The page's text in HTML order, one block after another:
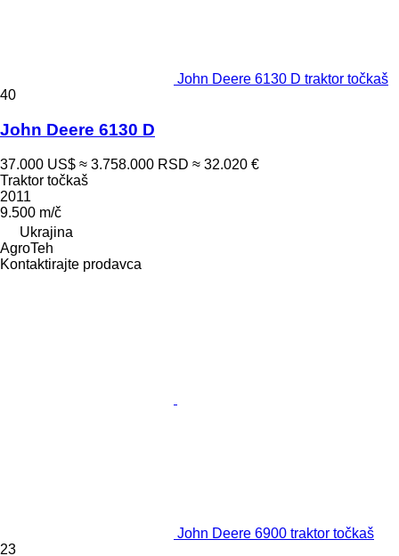
John Deere 6130 D traktor točkaš
40
John Deere 6130 D
37.000 US$ ≈ 3.758.000 RSD ≈ 32.020 €
Traktor točkaš
2011
9.500 m/č
Ukrajina
AgroTeh
Kontaktirajte prodavca
John Deere 6900 traktor točkaš
23